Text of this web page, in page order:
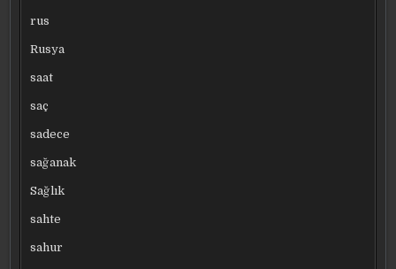
rus
Rusya
saat
saç
sadece
sağanak
Sağlık
sahte
sahur